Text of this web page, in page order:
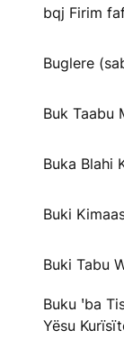
bqj Firim
Buglere
Buk Taabu
Buka Blahi
Buki
Buki Tabu
Buku ꞌba
Yësu